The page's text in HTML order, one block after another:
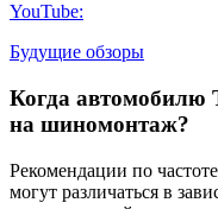
YouTube:
Будущие обзоры
Когда автомобилю
на шиномонтаж?
Рекомендации по
могут различаться в